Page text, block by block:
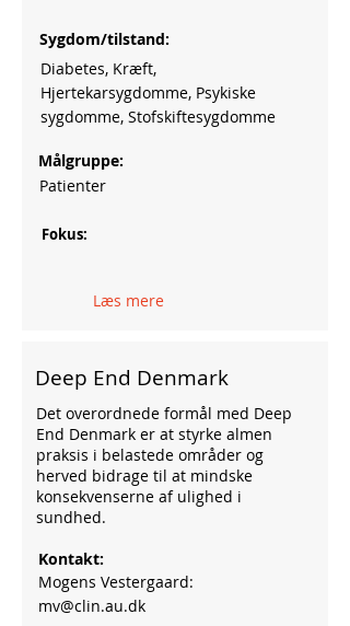
Sygdom/tilstand:
Diabetes, Kræft,
Hjertekarsygdomme, Psykiske
sygdomme, Stofskiftesygdomme
Målgruppe:
Patienter
Fokus:
Læs mere
Deep End Denmark
Det overordnede formål med Deep
End Denmark er at styrke almen
praksis i belastede områder og
herved bidrage til at mindske
konsekvenserne af ulighed i
sundhed.
Kontakt:
Mogens Vestergaard:
mv@clin.au.dk